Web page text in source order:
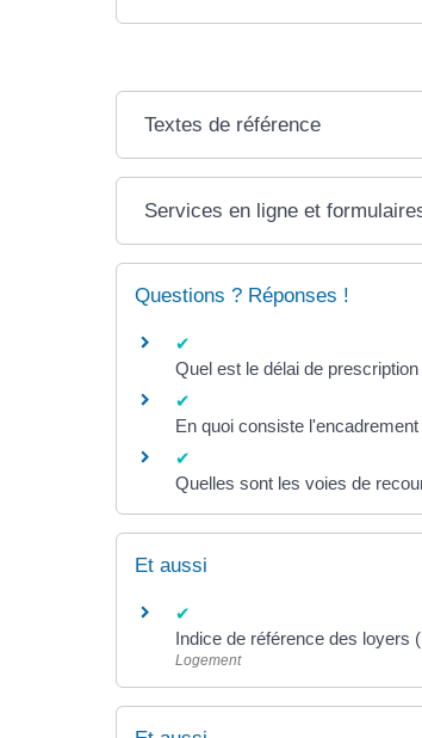
Textes de référence
Services en ligne et
Questions ? Réponses !
Quel est le délai de
En quoi consiste
Quelles sont les voies de
Et aussi
Indice de référence des loyers
Logement